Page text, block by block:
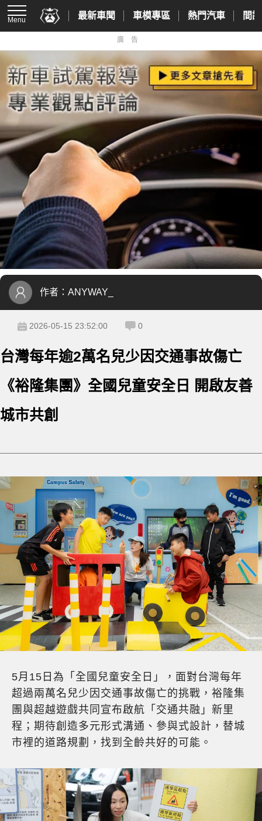
Menu 最新車聞 車模專區 熱門汽車 間
廣告
作者： ANYWAY_
2026-05-15 23:52:00 0
台灣每年逾2萬名兒少因交通事故傷亡
《裕隆集團》全國兒童安全日 開啟友善
城市共創
5月15日為「全國兒童安全日」，面對台灣每年
超過兩萬名兒少因交通事故傷亡的挑戰，裕隆集
團與超越遊戲共同宣布啟航「交通共融」新里
程；期待創造多元形式溝通、參與式設計，替城
市裡的道路規劃，找到全齡共好的可能。